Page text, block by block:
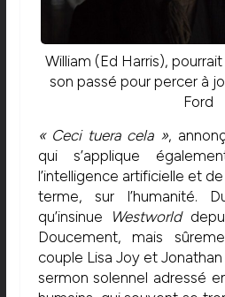
William (Ed Harris),
son passé pour percer à
Ford
« Ceci tuera cela »,
qui s’applique
l’intelligence artificielle et
terme, sur l’humanité.
qu’insinue
Westworld
Doucement, mais
couple Lisa Joy et
sermon solennel adressé